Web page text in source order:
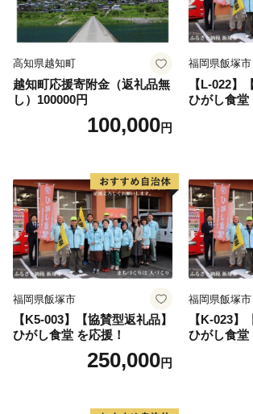
〇ふるさと納税を通じて障がい者の雇用
がい者の皆様に正式に委託しております。
もしかすると、きちんと梱包されている
手な作業もありますが、皆さんの高い集
また、ふるさと納税は市の事業というこ
「市に役立つ仕事をしているんだ」と誇
す。手を抜くことはありません。
ご寄附の使い道として障がい者の皆様へ
ではなく、一歩進んだ直接的な取組みに
皆様の雇用を生み出しています。
〇ふるさと納税を通じて想いを届ける
全国の皆様からの応援のメッセージやご
ております。「震災の後、医療チームで
けでなく10年以上経った現在もずっと
高知県越知町
越知町応援寄附金（返礼品無
し）100000円
100,000円
福岡県飯塚市
【L-022】
ひがし食堂
福岡県飯塚市
【K5-003】【協賛型返礼品】
ひがし食堂 を応援！
250,000円
福岡県飯塚市
【K-023】
ひがし食堂